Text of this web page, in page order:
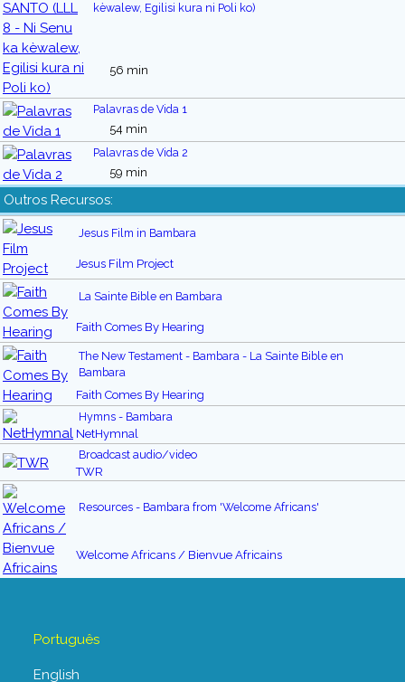
kèwalew, Egilisi kura ni Poli ko)
56 min
Palavras de Vida 1
54 min
Palavras de Vida 2
59 min
Outros Recursos:
Jesus Film in Bambara
Jesus Film Project
La Sainte Bible en Bambara
Faith Comes By Hearing
The New Testament - Bambara - La Sainte Bible en
Bambara
Faith Comes By Hearing
Hymns - Bambara
NetHymnal
Broadcast audio/video
TWR
Resources - Bambara from 'Welcome Africans'
Welcome Africans / Bienvue Africains
Português
English